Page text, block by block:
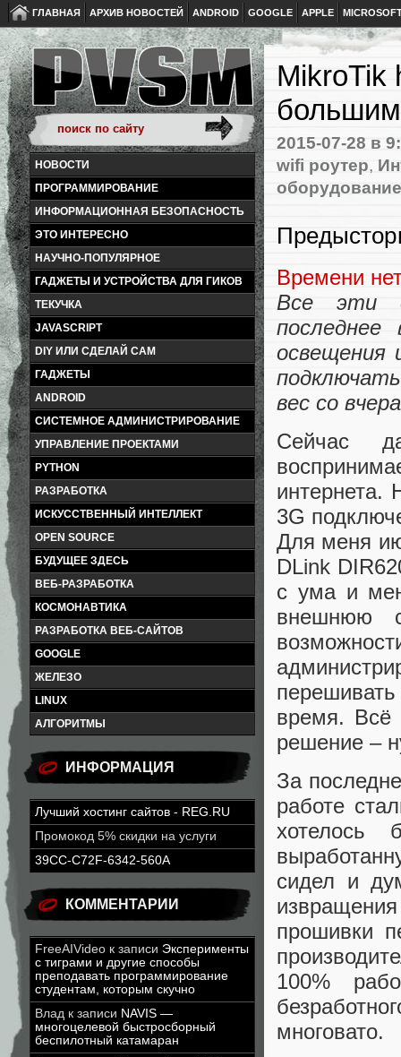
ГЛАВНАЯ АРХИВ НОВОСТЕЙ ANDROID GOOGLE APPLE
НОВОСТИ
ПРОГРАММИРОВАНИЕ
ИНФОРМАЦИОННАЯ БЕЗОПАСНОСТЬ
ЭТО ИНТЕРЕСНО
НАУЧНО-ПОПУЛЯРНОЕ
ГАДЖЕТЫ И УСТРОЙСТВА ДЛЯ ГИКОВ
ТЕКУЧКА
JAVASCRIPT
DIY ИЛИ СДЕЛАЙ САМ
ГАДЖЕТЫ
ANDROID
СИСТЕМНОЕ АДМИНИСТРИРОВАНИЕ
УПРАВЛЕНИЕ ПРОЕКТАМИ
PYTHON
РАЗРАБОТКА
ИСКУССТВЕННЫЙ ИНТЕЛЛЕКТ
OPEN SOURCE
БУДУЩЕЕ ЗДЕСЬ
ВЕБ-РАЗРАБОТКА
КОСМОНАВТИКА
РАЗРАБОТКА ВЕБ-САЙТОВ
GOOGLE
ЖЕЛЕЗО
LINUX
АЛГОРИТМЫ
ИНФОРМАЦИЯ
Лучший хостинг сайтов - REG.RU
Промокод 5% скидки на услуги
39CC-C72F-6342-560A
КОММЕНТАРИИ
FreeAIVideo к записи Эксперименты
с тиграми и другие способы
преподавать программирование
студентам, которым скучно
Влад к записи NAVIS —
многоцелевой быстросборный
беспилотный катамаран
MikroTik
2015-07-28 в
wifi роутер,
оборудование
Времени
Все эти
последнее
вес со
Сейчас
интернета.
3G
Для меня
DLink
с ума и
внешнюю
время. Всё
решение –
За
работе
хотелось
сидел и
прошивки
100%
многовато.